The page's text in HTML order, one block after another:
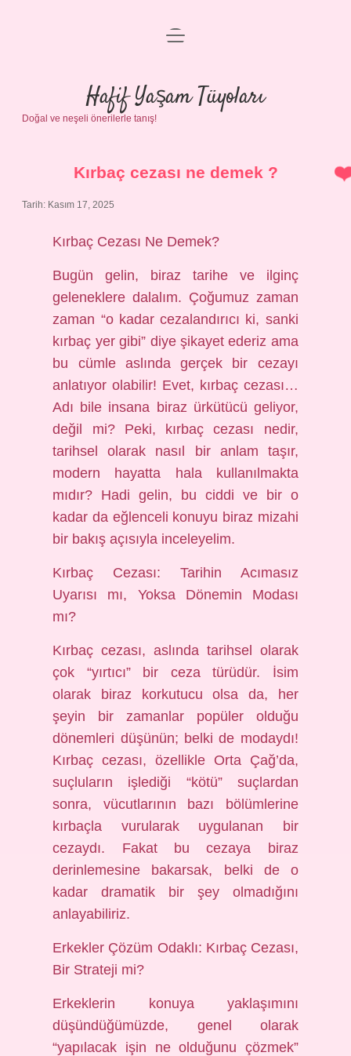
Anasayfa
Gizlilik Politikası
Yasal Uyarı
menüyü
Hafif Yaşam Tüyoları
Doğal ve neşeli önerilerle tanış!
Kırbaç cezası ne demek ?
Tarih: Kasım 17, 2025
Kırbaç Cezası Ne Demek?
Bugün gelin, biraz tarihe ve ilginç
geleneklere dalalım. Çoğumuz zaman
zaman “o kadar cezalandırıcı ki, sanki
kırbaç yer gibi” diye şikayet ederiz ama
bu cümle aslında gerçek bir cezayı
anlatıyor olabilir! Evet, kırbaç cezası…
Adı bile insana biraz ürkütücü geliyor,
değil mi? Peki, kırbaç cezası nedir,
tarihsel olarak nasıl bir anlam taşır,
modern hayatta hala kullanılmakta
mıdır? Hadi gelin, bu ciddi ve bir o
kadar da eğlenceli konuyu biraz mizahi
bir bakış açısıyla inceleyelim.
Kırbaç Cezası: Tarihin Acımasız
Uyarısı mı, Yoksa Dönemin Modası
mı?
Kırbaç cezası, aslında tarihsel olarak
çok “yırtıcı” bir ceza türüdür. İsim
olarak biraz korkutucu olsa da, her
şeyin bir zamanlar popüler olduğu
dönemleri düşünün; belki de modaydı!
Kırbaç cezası, özellikle Orta Çağ’da,
suçluların işlediği “kötü” suçlardan
sonra, vücutlarının bazı bölümlerine
kırbaçla vurularak uygulanan bir
cezaydı. Fakat bu cezaya biraz
derinlemesine bakarsak, belki de o
kadar dramatik bir şey olmadığını
anlayabiliriz.
Erkekler Çözüm Odaklı: Kırbaç Cezası,
Bir Strateji mi?
Erkeklerin konuya yaklaşımını
düşündüğümüzde, genel olarak
“yapılacak işin ne olduğunu çözmek”